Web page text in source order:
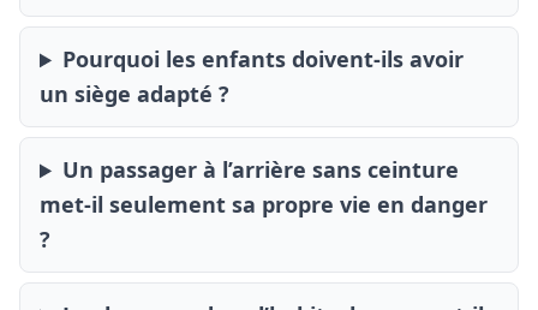
Pourquoi les enfants doivent-ils avoir
un siège adapté ?
Un passager à l’arrière sans ceinture
met-il seulement sa propre vie en danger
?